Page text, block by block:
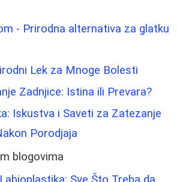
- Prirodna alternativa za glatku
Lek za Mnoge Bolesti
Zadnjice: Istina ili Prevara?
Iskustva i Saveti za Zatezanje
Porodjaja
blogovima